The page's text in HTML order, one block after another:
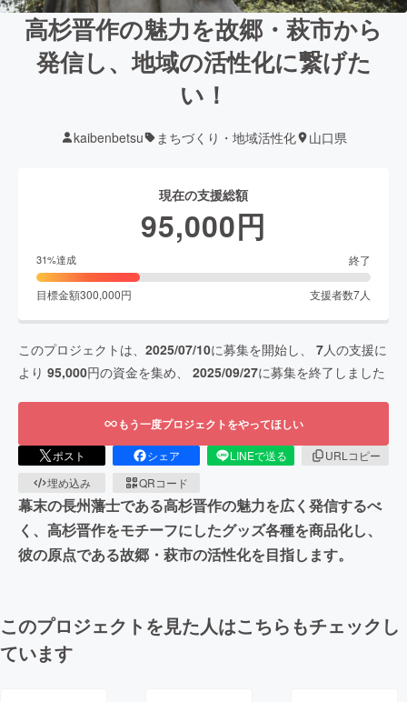
高杉晋作の魅力を故郷・萩市から
発信し、地域の活性化に繋げた
い！
kaibenbetsu まちづくり・地域活性化 山口県
現在の支援総額
95,000円
31%達成 終了
目標金額300,000円 支援者数7人
このプロジェクトは、 2025/07/10に募集を開始し、 7人の支援に
より 95,000円の資金を集め、 2025/09/27に募集を終了しました
もう一度プロジェクトをやってほしい
ポスト シェア LINEで送る
URLコピー
埋め込み
QRコード
幕末の長州藩士である高杉晋作の魅力を広く発信するべ
く、高杉晋作をモチーフにしたグッズ各種を商品化し、
彼の原点である故郷・萩市の活性化を目指します。
このプロジェクトを見た人はこちらもチェックし
ています